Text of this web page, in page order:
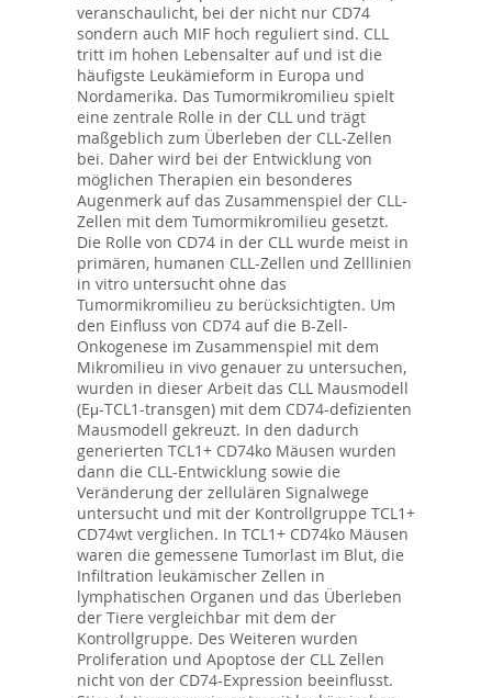
veranschaulicht, bei der nicht nur CD74
sondern auch MIF hoch reguliert sind. CLL
tritt im hohen Lebensalter auf und ist die
häufigste Leukämieform in Europa und
Nordamerika. Das Tumormikromilieu spielt
eine zentrale Rolle in der CLL und trägt
maßgeblich zum Überleben der CLL-Zellen
bei. Daher wird bei der Entwicklung von
möglichen Therapien ein besonderes
Augenmerk auf das Zusammenspiel der CLL-
Zellen mit dem Tumormikromilieu gesetzt.
Die Rolle von CD74 in der CLL wurde meist in
primären, humanen CLL-Zellen und Zelllinien
in vitro untersucht ohne das
Tumormikromilieu zu berücksichtigten. Um
den Einfluss von CD74 auf die B-Zell-
Onkogenese im Zusammenspiel mit dem
Mikromilieu in vivo genauer zu untersuchen,
wurden in dieser Arbeit das CLL Mausmodell
(Eμ-TCL1-transgen) mit dem CD74-defizienten
Mausmodell gekreuzt. In den dadurch
generierten TCL1+ CD74ko Mäusen wurden
dann die CLL-Entwicklung sowie die
Veränderung der zellulären Signalwege
untersucht und mit der Kontrollgruppe TCL1+
CD74wt verglichen. In TCL1+ CD74ko Mäusen
waren die gemessene Tumorlast im Blut, die
Infiltration leukämischer Zellen in
lymphatischen Organen und das Überleben
der Tiere vergleichbar mit dem der
Kontrollgruppe. Des Weiteren wurden
Proliferation und Apoptose der CLL Zellen
nicht von der CD74-Expression beeinflusst.